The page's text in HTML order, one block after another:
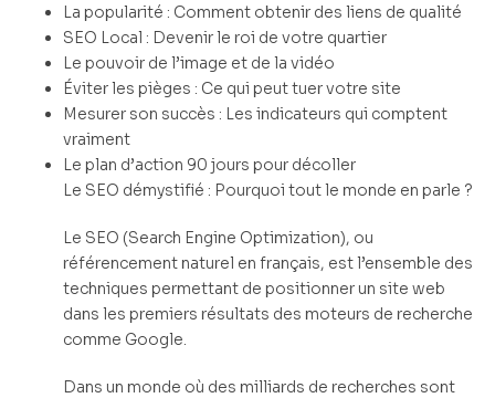
La popularité : Comment obtenir des liens de qualité
SEO Local : Devenir le roi de votre quartier
Le pouvoir de l’image et de la vidéo
Éviter les pièges : Ce qui peut tuer votre site
Mesurer son succès : Les indicateurs qui comptent
vraiment
Le plan d’action 90 jours pour décoller
Le SEO démystifié : Pourquoi tout le monde en parle ?
Le SEO (Search Engine Optimization), ou
référencement naturel en français, est l’ensemble des
techniques permettant de positionner un site web
dans les premiers résultats des moteurs de recherche
comme Google.
Dans un monde où des milliards de recherches sont